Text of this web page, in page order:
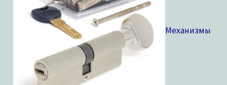
Механизмы